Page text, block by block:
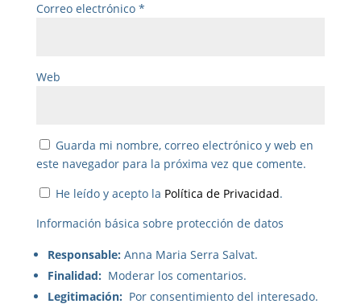
Correo electrónico *
Web
Guarda mi nombre, correo electrónico y web en
este navegador para la próxima vez que comente.
He leído y acepto la Política de Privacidad.
Información básica sobre protección de datos
Responsable: Anna Maria Serra Salvat.
Finalidad: Moderar los comentarios.
Legitimación: Por consentimiento del interesado.